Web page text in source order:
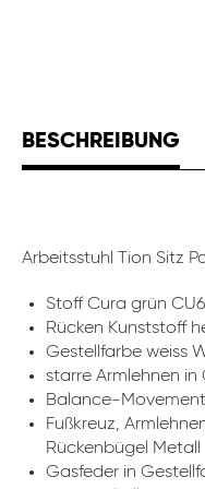
BESCHREIBUNG
Arbeitsstuhl Tion Sitz
Stoff Cura grün
Rücken Kunststoff
Gestellfarbe weiss
starre Armlehnen in
Balance-
Fußkreuz,
Rückenbügel Metall
Gasfeder in